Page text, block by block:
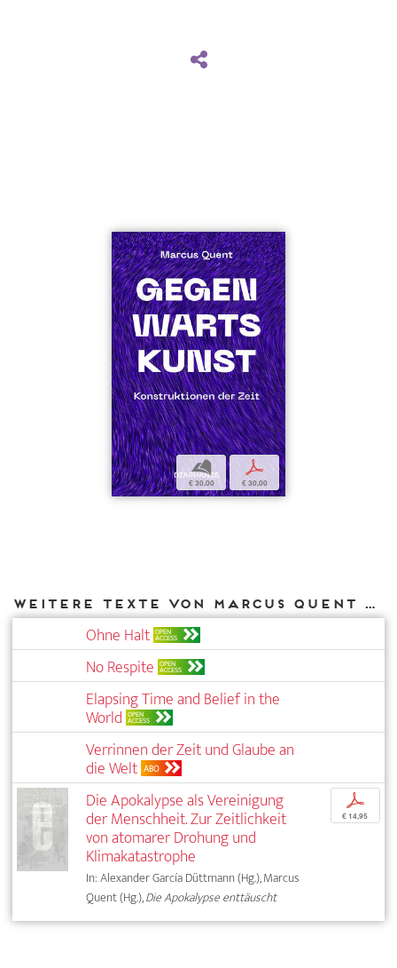
b
€ 30,00
p
€ 30,00
Weitere Texte von Marcus Quent bei DIAPHANES
Ohne Halt OPEN
ACCESS
No Respite OPEN
ACCESS
Elapsing Time and Belief in the
World OPEN
ACCESS
Verrinnen der Zeit und Glaube an
die Welt ABO
Die Apokalypse als Vereinigung
der Menschheit. Zur Zeitlichkeit
von atomarer Drohung und
Klimakatastrophe
In: Alexander García Düttmann (Hg.), Marcus
Quent (Hg.),Die Apokalypse enttäuscht
p
€ 14,95